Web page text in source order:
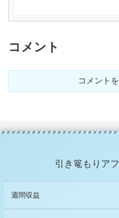
コメント
コメント
引き篭もりア
週間収益